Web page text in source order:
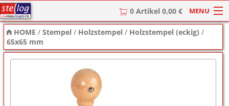
0 Artikel 0,00 € MENU
HOME
Stempel
Stempel-Textplatten
HOME /Stempel / Holzstempel / Holzstempel (eckig) /
65x65 mm